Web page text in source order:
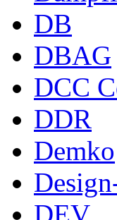
DB
DBAG
DCC
DDR
Demko
DEV